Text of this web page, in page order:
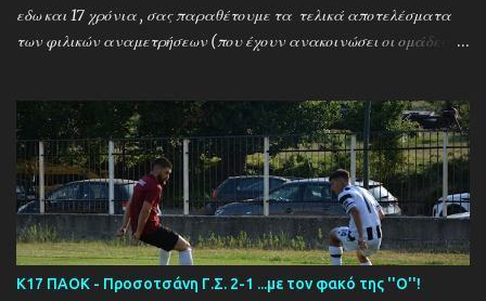
εδω και 17 χρόνια , σας παραθέτουμε τα τελικά αποτελέσματα
των φιλικών αναμετρήσεων (που έχουν ανακοινώσει οι ομάδες) ....
Ξηροποτάμος - Νευροκοπι 2-2 Α.Ο. Καβάλα - Αγ. Αθανάσιος 5-1
Μαυρόβατος - Αμπελοκηποι 0-2 Κ17 ΠΑΟΚ - Προσοτσάνη 2-1
(7/8) ------------------------------------------------------
--------- Ν. Αμισος - Νεοχώρι Σερρών 3-0
Κ17 ΠΑΟΚ - Προσοτσάνη Γ.Σ. 2-1 ...με τον φακό της ''Ο''!